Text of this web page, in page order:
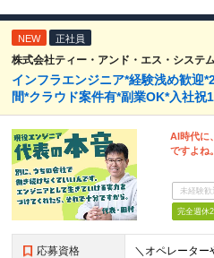
NEW 正社員
株式会社ティー・アンド・エス・システ
インフラエンジニア*経験浅め歓迎
間*クラウド案件有*副業OK*入社祝
AI時代に
ですよね
未経験歓
完全週休2
応募資格